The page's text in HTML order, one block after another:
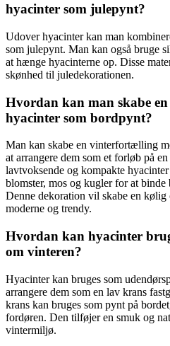
hyacinter som julepynt?
Udover hyacinter kan man
som julepynt. Man kan også bruge
at hænge hyacinterne op. Disse
skønhed til juledekorationen.
Hvordan kan man skabe
hyacinter som bordpynt?
Man kan skabe en vinterfortælling
at arrangere dem som et forløb på
lavtvoksende og kompakte
blomster, mos og kugler for at binde
Denne dekoration vil skabe en kølig
moderne og trendy.
Hvordan kan hyacinter
om vinteren?
Hyacinter kan bruges som
arrangere dem som en lav krans
krans kan bruges som pynt på
fordøren. Den tilføjer en smuk og
vintermiljø.